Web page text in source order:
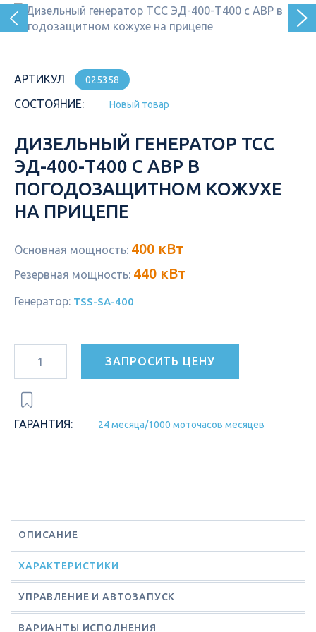
АРТИКУЛ 025358
СОСТОЯНИЕ: Новый товар
ДИЗЕЛЬНЫЙ ГЕНЕРАТОР ТСС
ЭД-400-Т400 С АВР В
ПОГОДОЗАЩИТНОМ КОЖУХЕ
НА ПРИЦЕПЕ
Основная мощность: 400 кВт
Резервная мощность: 440 кВт
Генератор: TSS-SA-400
ЗАПРОСИТЬ ЦЕНУ
ГАРАНТИЯ: 24 месяца/1000 моточасов месяцев
ОПИСАНИЕ
ХАРАКТЕРИСТИКИ
УПРАВЛЕНИЕ И АВТОЗАПУСК
ВАРИАНТЫ ИСПОЛНЕНИЯ